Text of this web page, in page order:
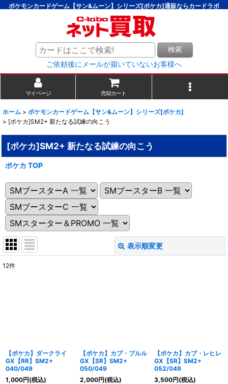
ポケモンカードゲーム【サン&ムーン】シリーズ[ポケカ]通販ならカードラボ
検索
ご依頼後にメールが届いていないお客様へ
マイページ 売却カート
ホーム > ポケモンカードゲーム【サン&ムーン】シリーズ[ポケカ]
> [ポケカ]SM2+ 新たなる試練の向こう
[ポケカ]SM2+ 新たなる試練の向こう
ポケカ TOP
表示順変更
12件
【ポケカ】ダークライ
GX【RR】SM2+
040/049
1,000円(税込)
【ポケカ】カプ・ブルル
GX【SR】SM2+
050/049
2,000円(税込)
【ポケカ】カプ・レヒレ
GX【SR】SM2+
052/049
3,500円(税込)